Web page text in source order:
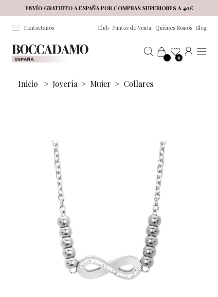
Salta al contenuto principale
ENVÍO GRATUITO A ESPAÑA POR COMPRAS SUPERIORES A 40€
Contáctanos Club Puntos de Venta Quiénes Somos Blog
0
Inicio > Joyería > Mujer > Collares